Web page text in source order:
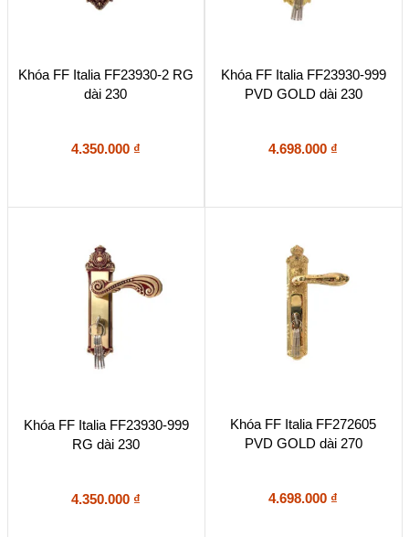
Khóa FF Italia FF23930-2 RG
dài 230
4.350.000 ₫
Khóa FF Italia FF23930-999
PVD GOLD dài 230
4.698.000 ₫
Khóa FF Italia FF23930-999
RG dài 230
4.350.000 ₫
Khóa FF Italia FF272605
PVD GOLD dài 270
4.698.000 ₫